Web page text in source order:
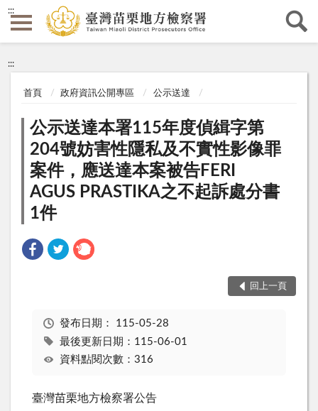
:::
:::
首頁 政府資訊公開專區 公示送達
公示送達本署115年度偵緝字第
204號妨害性隱私及不實性影像罪
案件，應送達本案被告FERI
AGUS PRASTIKA之不起訴處分書
1件
回上一頁
發布日期： 115-05-28
最後更新日期：115-06-01
資料點閱次數：316
臺灣苗栗地方檢察署公告